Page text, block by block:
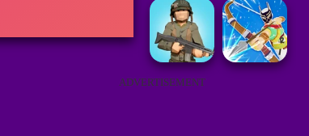
ADVERTISEMENT